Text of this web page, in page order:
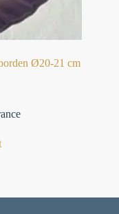
Ø20-21 cm